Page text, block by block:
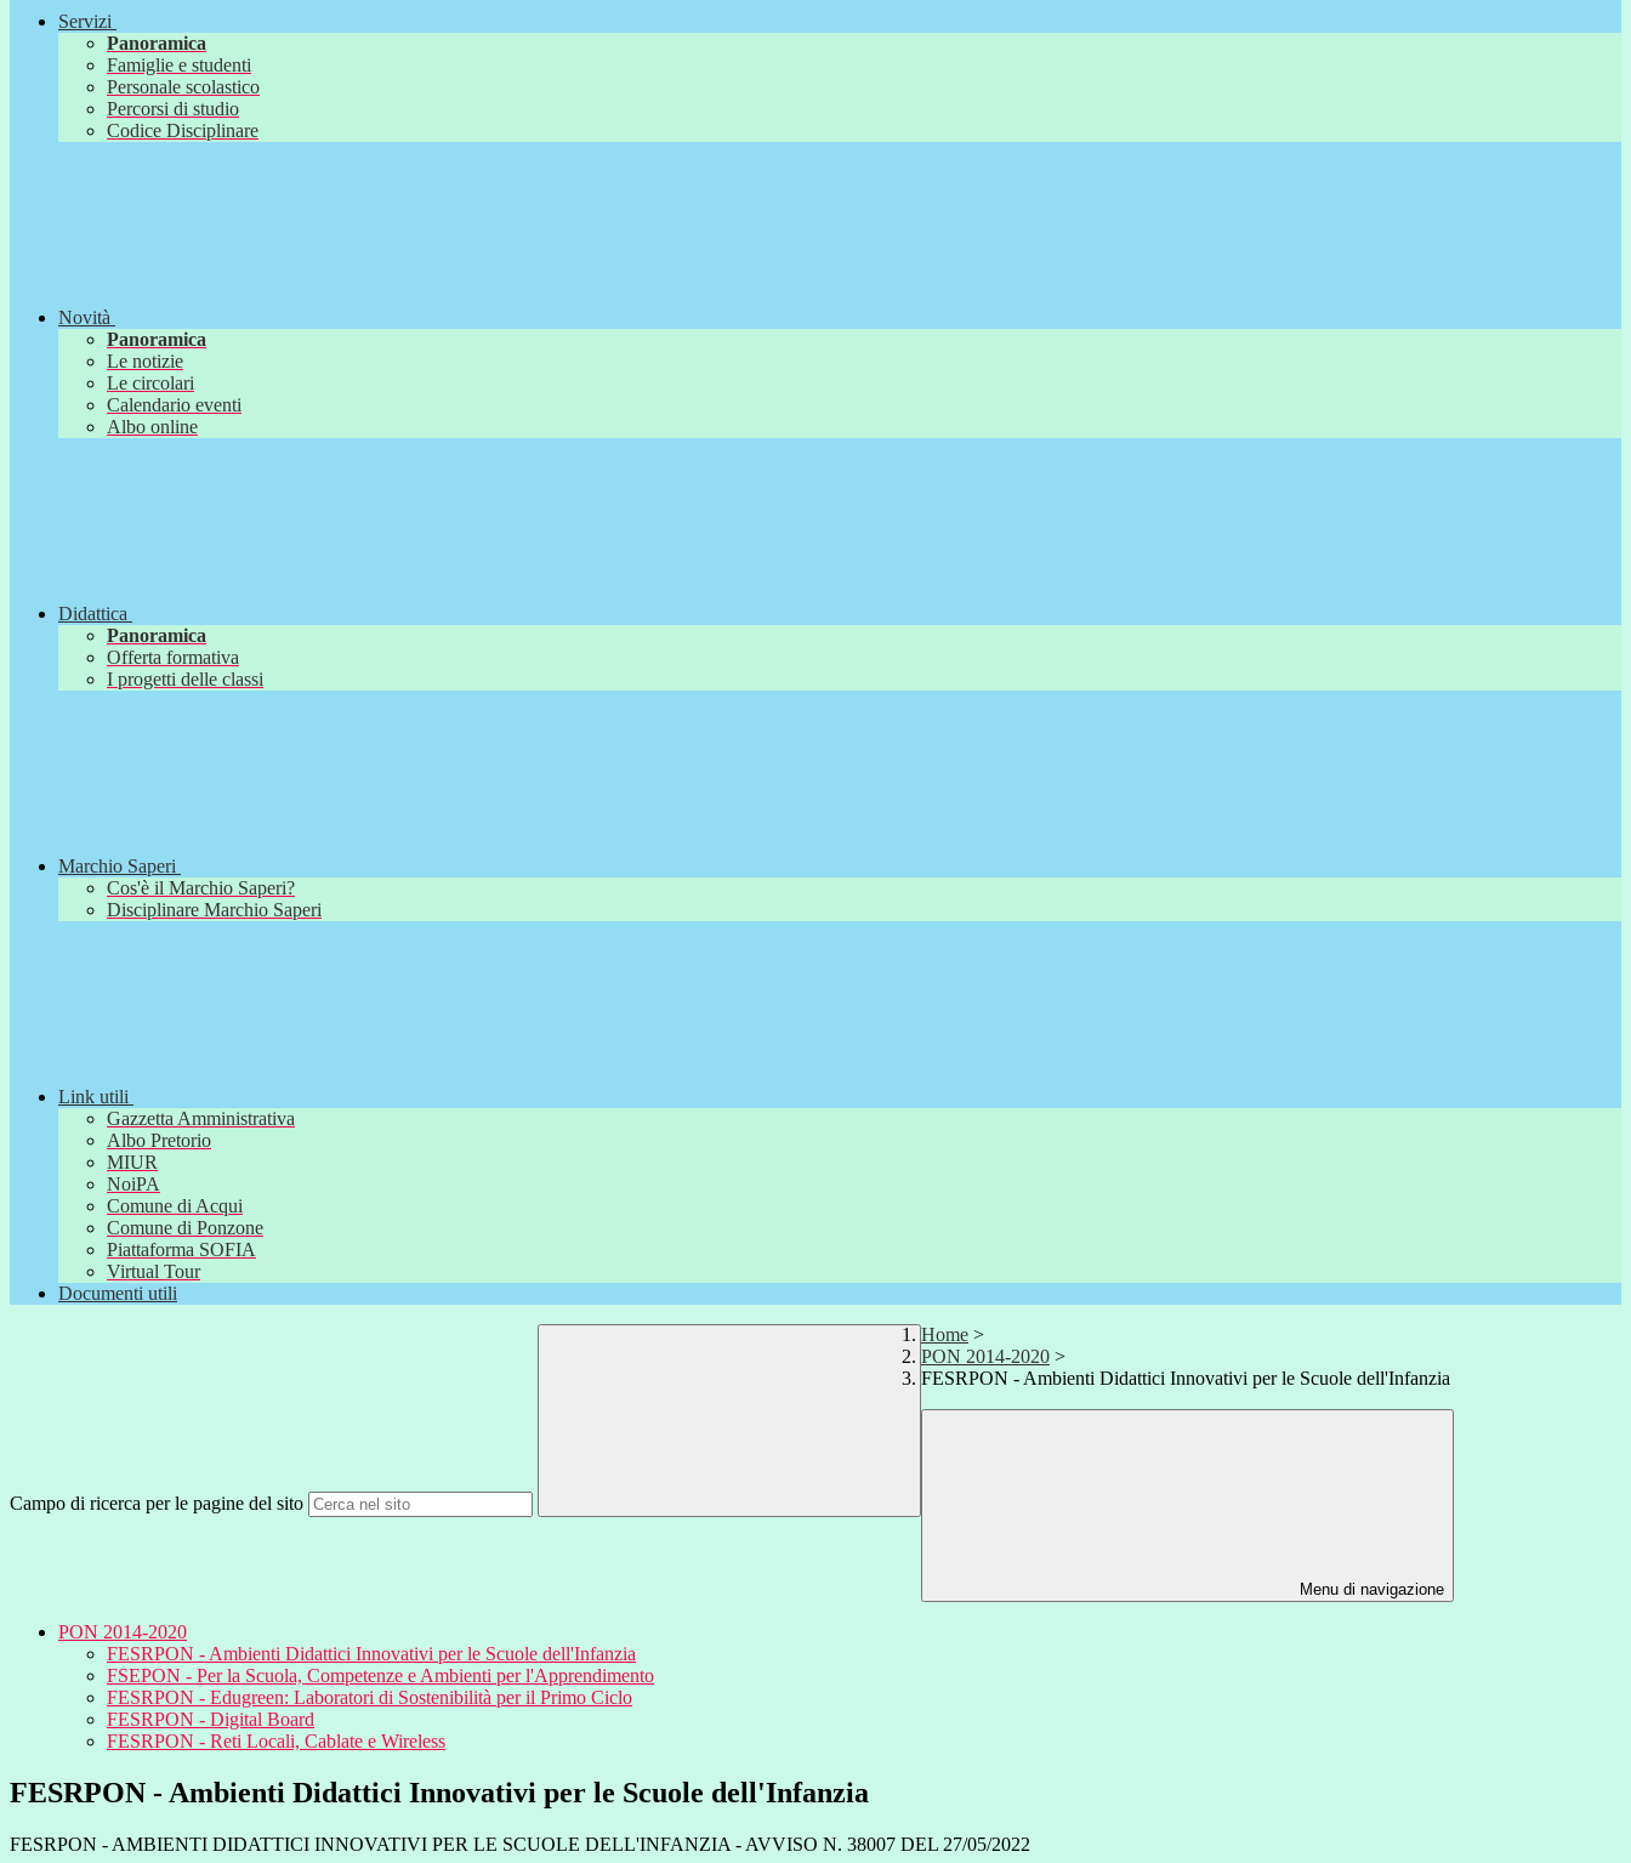
Servizi
Panoramica
Famiglie e studenti
Personale scolastico
Percorsi di studio
Codice Disciplinare
Novità
Panoramica
Le notizie
Le circolari
Calendario eventi
Albo online
Didattica
Panoramica
Offerta formativa
I progetti delle classi
Marchio Saperi
Cos'è il Marchio Saperi?
Disciplinare Marchio Saperi
Link utili
Gazzetta Amministrativa
Albo Pretorio
MIUR
NoiPA
Comune di Acqui
Comune di Ponzone
Piattaforma SOFIA
Virtual Tour
Documenti utili
Campo di ricerca per le pagine del sito
Home >
PON 2014-2020 >
FESRPON - Ambienti Didattici Innovativi per le Scuole dell'Infanzia
Menu di navigazione
PON 2014-2020
FESRPON - Ambienti Didattici Innovativi per le Scuole dell'Infanzia
FSEPON - Per la Scuola, Competenze e Ambienti per l'Apprendimento
FESRPON - Edugreen: Laboratori di Sostenibilità per il Primo Ciclo
FESRPON - Digital Board
FESRPON - Reti Locali, Cablate e Wireless
FESRPON - Ambienti Didattici Innovativi per le Scuole dell'Infanzia
FESRPON - AMBIENTI DIDATTICI INNOVATIVI PER LE SCUOLE DELL'INFANZIA - AVVISO N. 38007 DEL 27/05/2022